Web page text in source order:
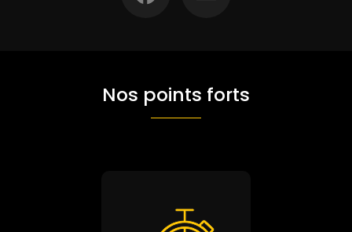
Nos points forts